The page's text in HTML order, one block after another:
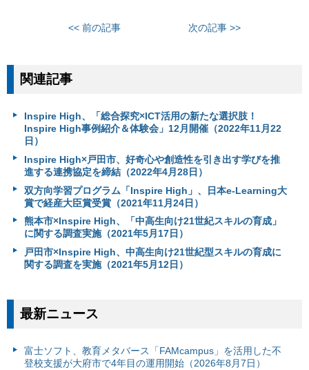
<< 前の記事 次の記事 >>
関連記事
Inspire High、「総合探究×ICT活用の新たな選択肢！
Inspire High事例紹介＆体験会」12月開催（2022年11月22
日）
Inspire High×戸田市、好奇心や創造性を引き出す学びを推
進する連携協定を締結（2022年4月28日）
双方向学習プログラム「Inspire High」、日本e-Learning大
賞で経産大臣賞受賞（2021年11月24日）
熊本市×Inspire High、「中高生向け21世紀スキルの育成」
に関する調査実施（2021年5月17日）
戸田市×Inspire High、中高生向け21世紀型スキルの育成に
関する調査を実施（2021年5月12日）
最新ニュース
富⼠ソフト、教育メタバース「FAMcampus」を活用した不
登校支援が大府市で4年目の運用開始（2026年8月7日）